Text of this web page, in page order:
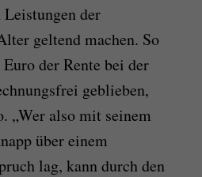
der
geltend machen. So
der Rente bei der
geblieben,
„Wer also mit seinem
über einem
lag, kann durch den